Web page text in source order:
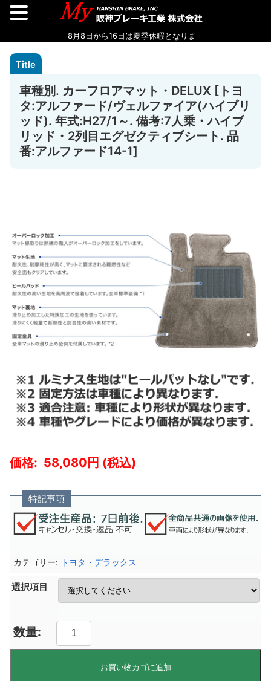
車種別. カーフロアマット・DELUX [トヨ
タ:アルファード/ヴェルファイア(ハイブリ
ッド). 年式:H27/1～. 備考:7人乗・ハイブ
リッド・2列目エグゼクティブシート. 品
番:アルファード14-1]
58,080
特記事項
選択項目
お買い物カゴに追加
カテゴリー: トヨタ・デラックス